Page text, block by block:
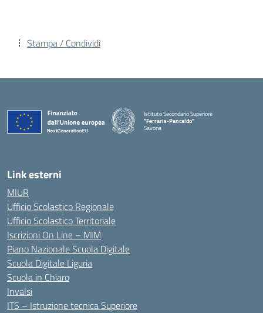
Stampa / Condividi
Istituto Secondario Superiore
"Ferraris-Pancaldo"
Savona
Link esterni
MIUR
Ufficio Scolastico Regionale
Ufficio Scolastico Territoriale
Iscrizioni On Line – MIM
Piano Nazionale Scuola Digitale
Scuola Digitale Liguria
Scuola in Chiaro
Invalsi
ITS – Istruzione tecnica Superiore